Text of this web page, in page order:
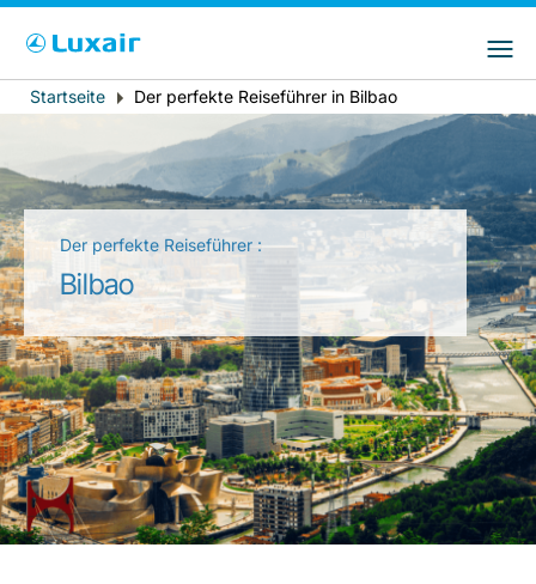
LuxairTours
und Ihre bevorzugte Sprache
Wohnsitz Bevorzugte Sprache
Deutsch
Breadcrumb
Startseite Der perfekte Reiseführer in Bilbao
Der perfekte Reiseführer :
Bilbao